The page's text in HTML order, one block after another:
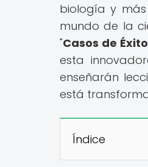
biología y
mundo de la
"Casos de
esta
enseñarán
está
Índice